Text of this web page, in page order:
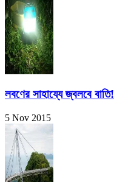
লবণের সাহায্যে জ্বলবে বাতি!
5 Nov 2015